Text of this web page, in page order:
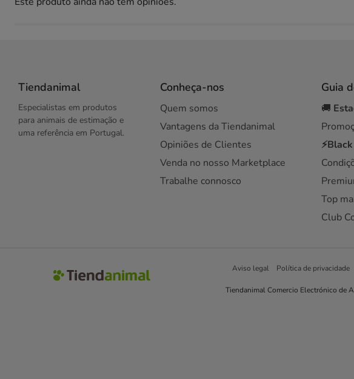
Tiendanimal
Especialistas em produtos
para animais de estimação e
uma referência em Portugal.
Conheça-nos
Quem somos
Vantagens da Tiendanimal
Opiniões de Clientes
Venda no nosso Marketplace
Trabalhe connosco
Guia
🚚
Top
Club
Aviso legal Política de privacidade
Tiendanimal Comercio Electrónico de